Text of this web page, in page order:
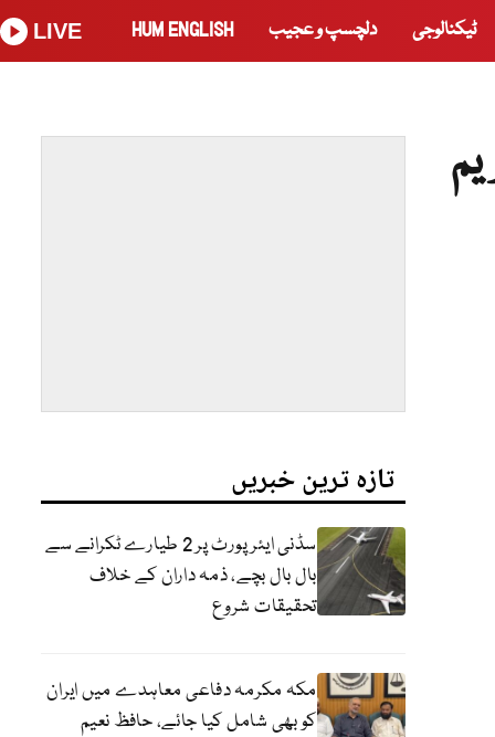
ٹیکنالوجی دلچسپ و عجیب HUM ENGLISH
LIVE
تازہ ترین خبریں
سڈنی ایئرپورٹ پر 2 طیارے ٹکرانے سے
بال بال بچے، ذمہ داران کے خلاف
تحقیقات شروع
مکہ مکرمہ دفاعی معاہدے میں ایران
کو بھی شامل کیا جائے، حافظ نعیم